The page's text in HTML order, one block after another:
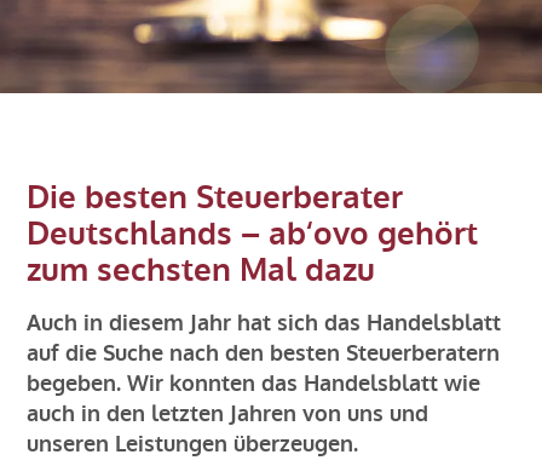
KARRIERE
KONTAKT
Impressum
Die besten Steuerberater
Deutschlands – ab‘ovo gehört
zum sechsten Mal dazu
Auch in diesem Jahr hat sich das Handelsblatt
auf die Suche nach den besten Steuerberatern
begeben. Wir konnten das Handelsblatt wie
auch in den letzten Jahren von uns und
unseren Leistungen überzeugen.